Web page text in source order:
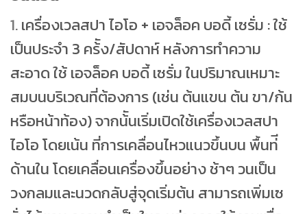
1.เครื่องเวลสปา ไอโอ + เอจล็อค บอดี้ เซรั่ม : ใช้
เป็นประจํา 3 คร้ัง/สัปดาห์ หลังการทําความ
สะอาด ใช้ เอจล็อค บอดี้ เซรั่ม ในปริมาณเหมาะ
สมบนบริเวณที่ต้องการ (เช่น ต้นแขน ต้น ขา/ก้น
หรือหน้าท้อง) จากน้ันเริ่มเปิดใช้เครื่องเวลสปา
ไอโอ โดยเน้น ที่การเคลื่อนไหวแนวขึ้นบน พื้นท่ี
ด้านใน โดยเคลื่อนเครื่องขึ้นอย่าง ช้าๆ วนเป็น
วงกลมและนวดกลับสู่จุดเริ่มต้น สามารถเพิ่มเซ